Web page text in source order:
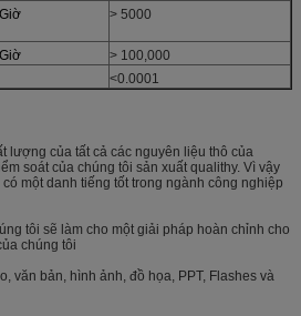
Giờ > 5000
Giờ
> 100,000
<0.0001
lượng của tất cả các nguyên liệu thô của
soát của chúng tôi sản xuất qualithy. Vì vậy
một danh tiếng tốt trong ngành công nghiệp
tôi sẽ làm cho một giải pháp hoàn chỉnh cho
chúng tôi
văn bản, hình ảnh, đồ họa, PPT, Flashes và